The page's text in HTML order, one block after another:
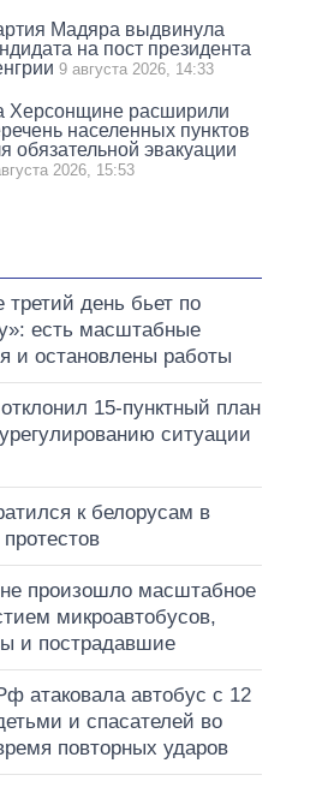
Мадяра выдвинула
на пост президента
9 августа 2026, 14:33
Херсонщине расширили
населенных пунктов
обязательной эвакуации
2026, 15:53
третий день бьет по
есть масштабные
и остановлены работы
15-пунктный план
ситуации
к белорусам в
произошло масштабное
микроавтобусов,
и пострадавшие
атаковала автобус с 12
и спасателей во
повторных ударов